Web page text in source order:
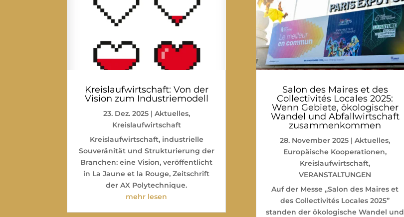
Kreislaufwirtschaft: Von der
Vision zum Industriemodell
23. Dez. 2025| Aktuelles,
Kreislaufwirtschaft
Kreislaufwirtschaft, industrielle
Souveränität und Strukturierung der
Branchen: eine Vision, veröffentlicht
in La Jaune et la Rouge, Zeitschrift
der AX Polytechnique.
mehr lesen
Salon des Maires et des
Collectivités Locales 2025:
Wenn Gebiete, ökologischer
Wandel und Abfallwirtschaft
zusammenkommen
28. November 2025 |Aktuelles,
Europäische Kooperationen,
Kreislaufwirtschaft,
VERANSTALTUNGEN
Auf der Messe „Salon des Maires et
des Collectivités Locales 2025”
standen der ökologische Wandel und